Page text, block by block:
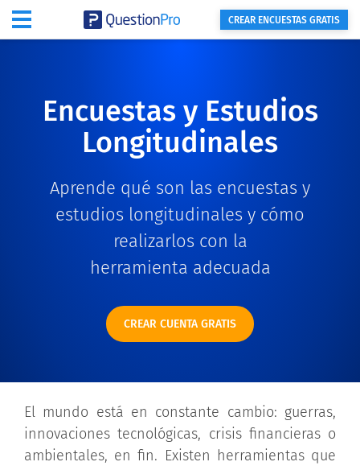
CREAR ENCUESTAS GRATIS
Encuestas y Estudios
Longitudinales
Aprende qué son las encuestas y
estudios longitudinales y cómo
realizarlos con la
herramienta adecuada
CREAR CUENTA GRATIS
El mundo está en constante cambio: guerras,
innovaciones tecnológicas, crisis financieras o
ambientales, en fin. Existen herramientas que